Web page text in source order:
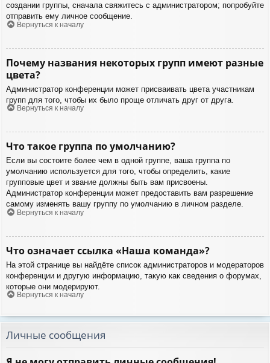
создании группы, сначала свяжитесь с администратором; попробуйте
отправить ему личное сообщение.
Вернуться к началу
Почему названия некоторых групп имеют разные
цвета?
Администратор конференции может присваивать цвета участникам
групп для того, чтобы их было проще отличать друг от друга.
Вернуться к началу
Что такое группа по умолчанию?
Если вы состоите более чем в одной группе, ваша группа по
умолчанию используется для того, чтобы определить, какие
групповые цвет и звание должны быть вам присвоены.
Администратор конференции может предоставить вам разрешение
самому изменять вашу группу по умолчанию в личном разделе.
Вернуться к началу
Что означает ссылка «Наша команда»?
На этой странице вы найдёте список администраторов и модераторов
конференции и другую информацию, такую как сведения о форумах,
которые они модерируют.
Вернуться к началу
Личные сообщения